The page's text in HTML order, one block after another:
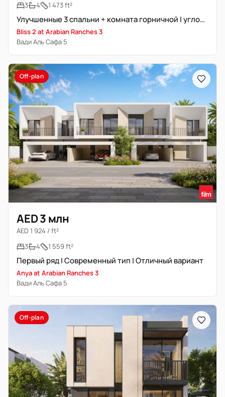
3
4 1 473 ft²
Улучшенные 3 спальни + комната горничной | угловая | вид на Вади
Bliss 2 at Arabian Ranches 3
Вади Аль Сафа 5
Off-plan
AED 3 млн
AED 1 924 / ft²
3
4 1 559 ft²
Первый ряд | Современный тип | Отличный вариант
Anya at Arabian Ranches 3
Вади Аль Сафа 5
Off-plan